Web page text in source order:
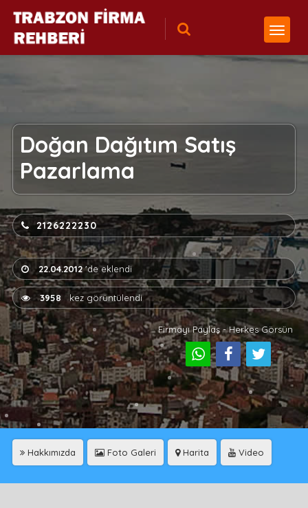
Doğan Dağıtım Satış
Pazarlama
2126222230
22.04.2012'de eklendi
3958 kez görüntülendi
Firmayı Paylaş - Herkes Görsün
Hakkımızda Foto Galeri Harita Video